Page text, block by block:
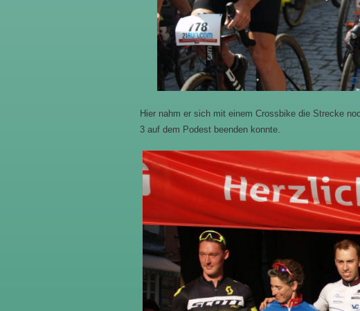
Hier nahm er sich mit einem Crossbike die Strecke
3 auf dem Podest beenden konnte.